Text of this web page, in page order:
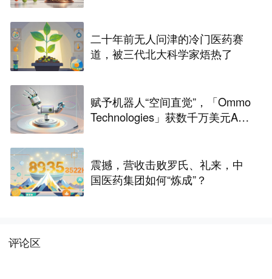
二十年前无人问津的冷门医药赛
道，被三代北大科学家焐热了
赋予机器人“空间直觉”，「Ommo
Technologies」获数千万美元A轮
震撼，营收击败罗氏、礼来，中
国医药集团如何“炼成”？
评论区